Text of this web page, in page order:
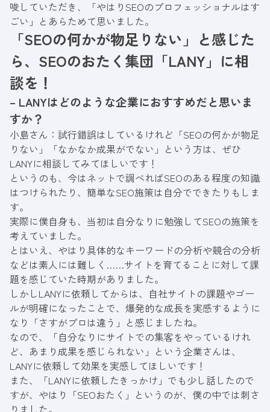
唆していただき、「やはりSEOのプロフェッショナルはす
ごい」とあらためて思いました。
「SEOの何かが物足りない」と感じた
ら、SEOのおたく集団「LANY」に相
談を！
– LANYはどのような企業におすすめだと思いま
すか？
小島さん：試行錯誤はしているけれど「SEOの何かが物足
りない」「なかなか成果がでない」という方は、ぜひ
LANYに相談してみてほしいです！
というのも、今はネットで調べればSEOのある程度の知識
はつけられたり、簡単なSEO施策は自分でできたりもしま
す。
実際に僕自身も、当初は自分なりに勉強してSEOの施策を
考えていました。
とはいえ、やはり具体的なキーワードの分析や競合の分析
などは素人には難しく……サイトを育てることに対して課
題を感じていた時期がありました。
しかしLANYに依頼してからは、自社サイトの課題やゴー
ルが明確になったことで、爆発的な成長を実感するように
なり「さすがプロは違う」と感じましたね。
なので、「自分なりにサイトでの集客をやっているけれ
ど、あまり成果を感じられない」という企業さんは、
LANYに依頼して効果を実感してほしいです！
また、「LANYに依頼したきっかけ」でも少し話したので
すが、やはり「SEOおたく」というのが、僕の中では刺さ
りました。